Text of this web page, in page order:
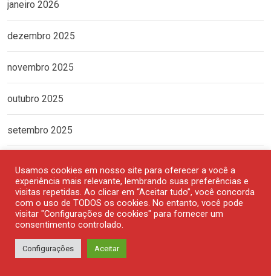
janeiro 2026
dezembro 2025
novembro 2025
outubro 2025
setembro 2025
julho 2025
junho 2025
maio 2025
Usamos cookies em nosso site para oferecer a você a
experiência mais relevante, lembrando suas preferências e
visitas repetidas. Ao clicar em “Aceitar tudo”, você concorda
com o uso de TODOS os cookies. No entanto, você pode
visitar "Configurações de cookies" para fornecer um
consentimento controlado.
Configurações Aceitar